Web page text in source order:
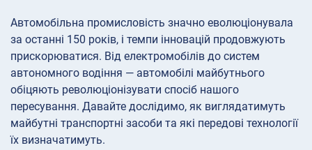
Автомобільна промисловість значно еволюціонувала
за останні 150 років, і темпи інновацій продовжують
прискорюватися. Від електромобілів до систем
автономного водіння — автомобілі майбутнього
обіцяють революціонізувати спосіб нашого
пересування. Давайте дослідимо, як виглядатимуть
майбутні транспортні засоби та які передові технології
їх визначатимуть.